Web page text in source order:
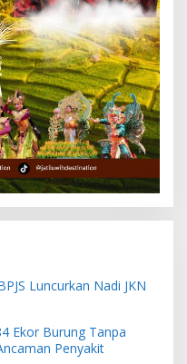
Luncurkan Nadi JKN
Ekor Burung Tanpa
Penyakit